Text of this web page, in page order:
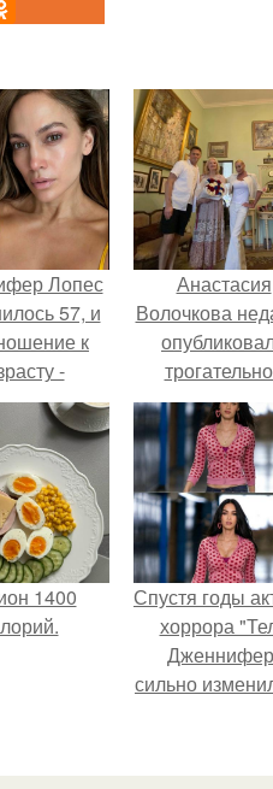
Лопес
57, и
к
-
"не
что я
выгляжу
57.
Анастасия
Волочкова
совместное
со своей
которой
приехала в
1400
Спустя годы
хоррора
сильно
кумиров до